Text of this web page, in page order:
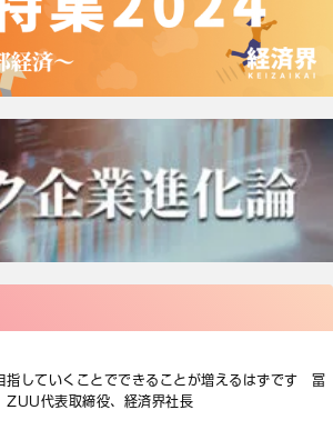
指していくことでできることが増えるはずです 冨
代表取締役、経済界社長